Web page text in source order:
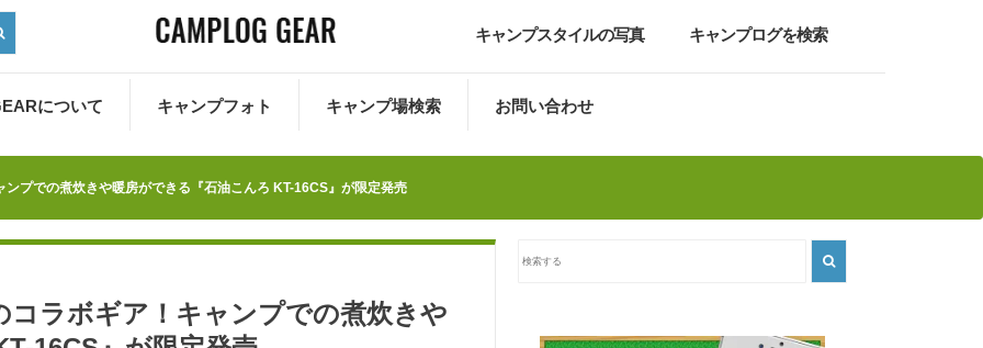
キャンプスタイルの写真 キャンプログを検索
について キャンプフォト キャンプ場検索 お問い合わせ
プでの煮炊きや暖房ができる『石油こんろ KT-16CS』が限定発売
コラボギア！キャンプでの煮炊きや